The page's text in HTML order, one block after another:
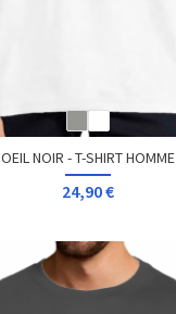
OEIL NOIR - T-SHIRT HOMME
24,90 €